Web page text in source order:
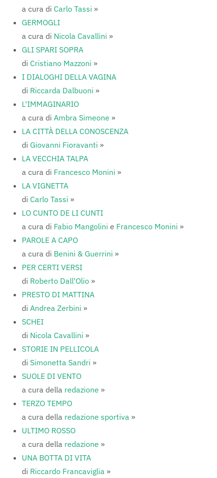
a cura di Carlo Tassi »
GERMOGLI
a cura di Nicola Cavallini »
GLI SPARI SOPRA
di Cristiano Mazzoni »
I DIALOGHI DELLA VAGINA
di Riccarda Dalbuoni »
L'IMMAGINARIO
a cura di Ambra Simeone »
LA CITTÀ DELLA CONOSCENZA
di Giovanni Fioravanti »
LA VECCHIA TALPA
a cura di Francesco Monini »
LA VIGNETTA
di Carlo Tassi »
LO CUNTO DE LI CUNTI
a cura di Fabio Mangolini e Francesco Monini »
PAROLE A CAPO
a cura di Benini & Guerrini »
PER CERTI VERSI
di Roberto Dall'Olio »
PRESTO DI MATTINA
di Andrea Zerbini »
SCHEI
di Nicola Cavallini »
STORIE IN PELLICOLA
di Simonetta Sandri »
SUOLE DI VENTO
a cura della redazione »
TERZO TEMPO
a cura della redazione sportiva »
ULTIMO ROSSO
a cura della redazione »
UNA BOTTA DI VITA
di Riccardo Francaviglia »